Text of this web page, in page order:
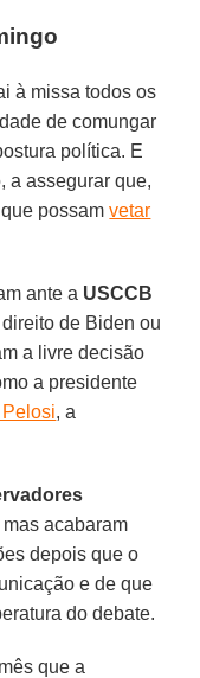
à missa todos os
de comungar
política. E
a assegurar que,
que possamvetar
ante a USCCB
de Biden ou
a livre decisão
a presidente
, a
acabaram
depois que o
e de que
do debate.
que a